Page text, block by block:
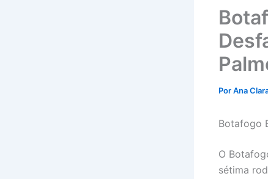
PorAna
Botafogo
O
sétima